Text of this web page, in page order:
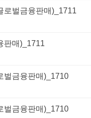
로벌금융판매)_1711
판매)_1711
벌금융판매)_1710
벌금융판매)_1710